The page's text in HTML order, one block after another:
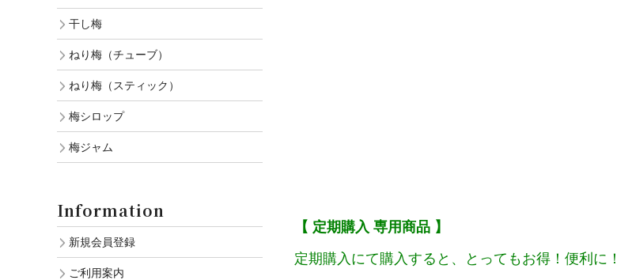
【 定期購入 専用商品 】
定期購入にて購入すると、とってもお得！便利に
干し梅
ねり梅（チューブ）
ねり梅（スティック）
梅シロップ
梅ジャム
Information
新規会員登録
ご利用案内